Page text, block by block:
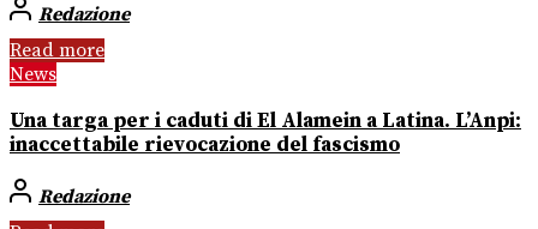
Redazione
Read more
News
Una targa per i caduti di El Alamein a Latina. L’Anpi:
inaccettabile rievocazione del fascismo
Redazione